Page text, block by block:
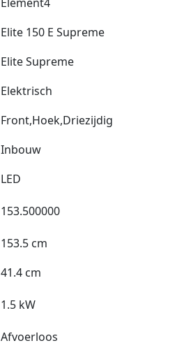
Elite 150 E Supreme
Elite Supreme
Elektrisch
Front,Hoek,Driezijdig
Inbouw
LED
153.500000
153.5 cm
41.4 cm
1.5 kW
Afvoerloos